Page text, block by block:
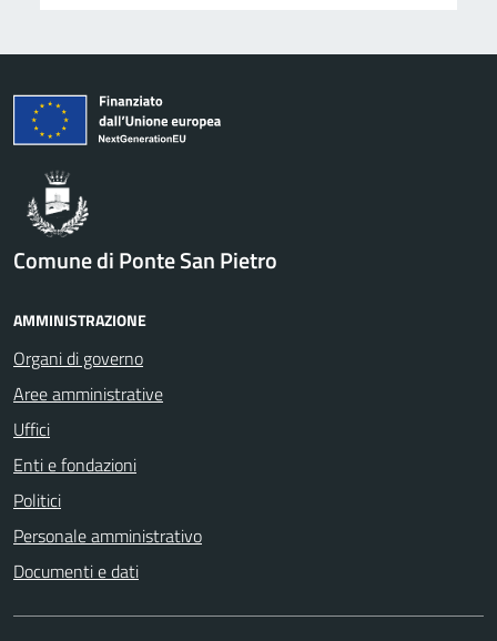
Comune di Ponte San Pietro
AMMINISTRAZIONE
Organi di governo
Aree amministrative
Uffici
Enti e fondazioni
Politici
Personale amministrativo
Documenti e dati